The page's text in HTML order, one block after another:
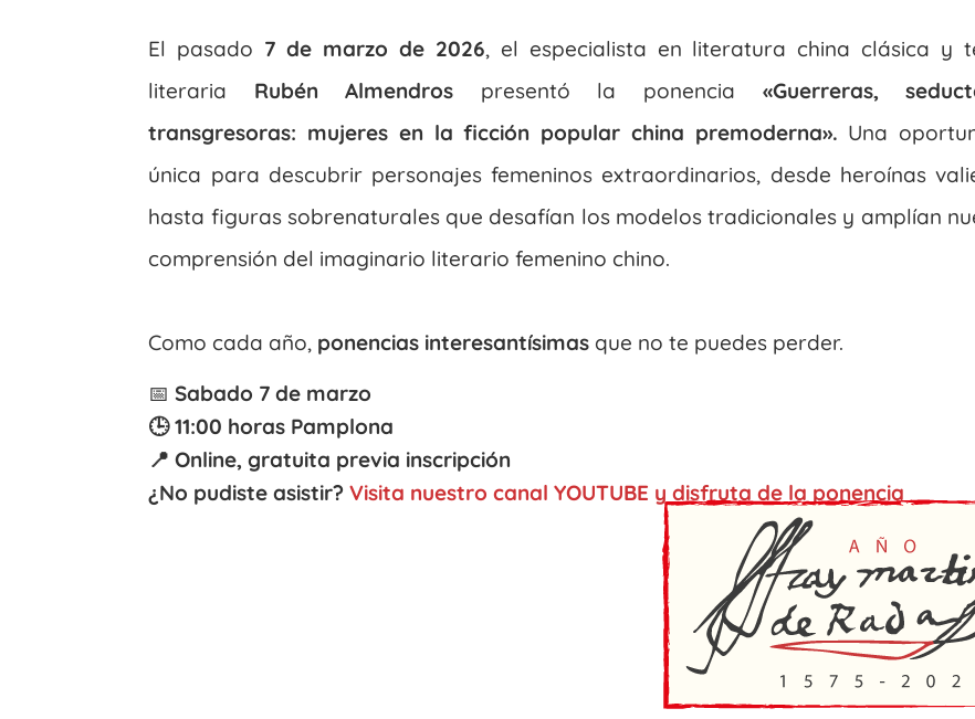
El pasado 7 de marzo de 2026, el especialista en literatura china clásica y
literaria Rubén Almendros presentó la ponencia «Guerreras,
transgresoras: mujeres en la ficción popular china premoderna». Una
única para descubrir personajes femeninos extraordinarios, desde heroínas
hasta figuras sobrenaturales que desafían los modelos tradicionales y amplían
comprensión del imaginario literario femenino chino.
Como cada año, ponencias interesantísimas que no te puedes perder.
📅 Sabado 7 de marzo
🕒 11:00 horas Pamplona
📍 Online, gratuita previa inscripción
¿No pudiste asistir?Visita nuestro canal YOUTUBE y disfruta de la ponencia